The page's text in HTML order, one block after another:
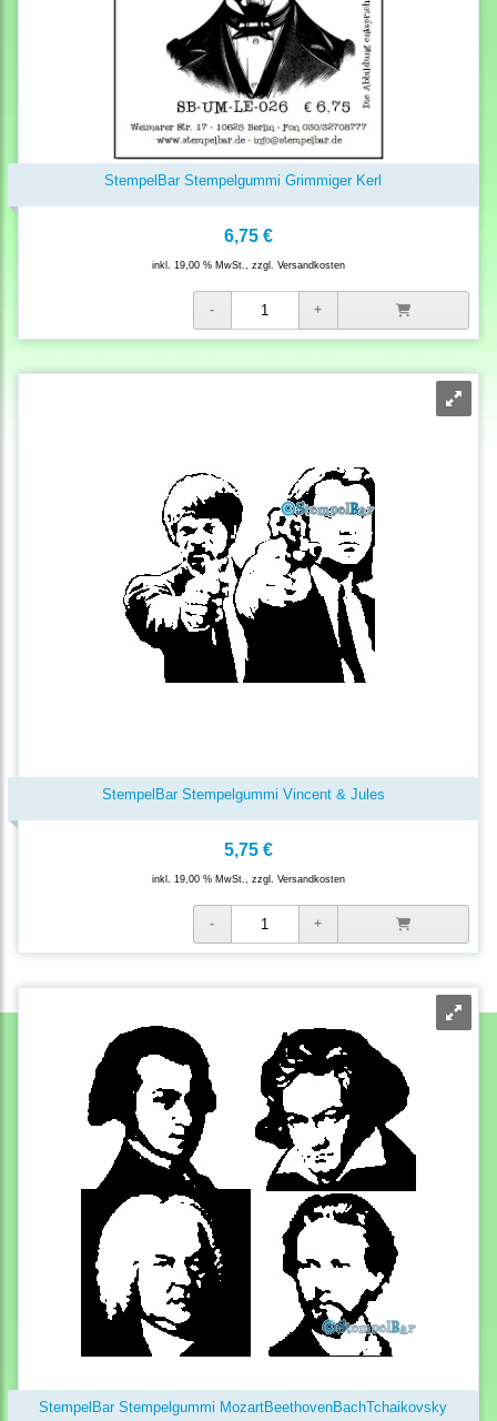
StempelBar Stempelgummi Grimmiger Kerl
6,75 €
inkl. 19,00 % MwSt., zzgl. Versandkosten
StempelBar Stempelgummi Vincent & Jules
5,75 €
inkl. 19,00 % MwSt., zzgl. Versandkosten
StempelBar Stempelgummi MozartBeethovenBachTchaikovsky